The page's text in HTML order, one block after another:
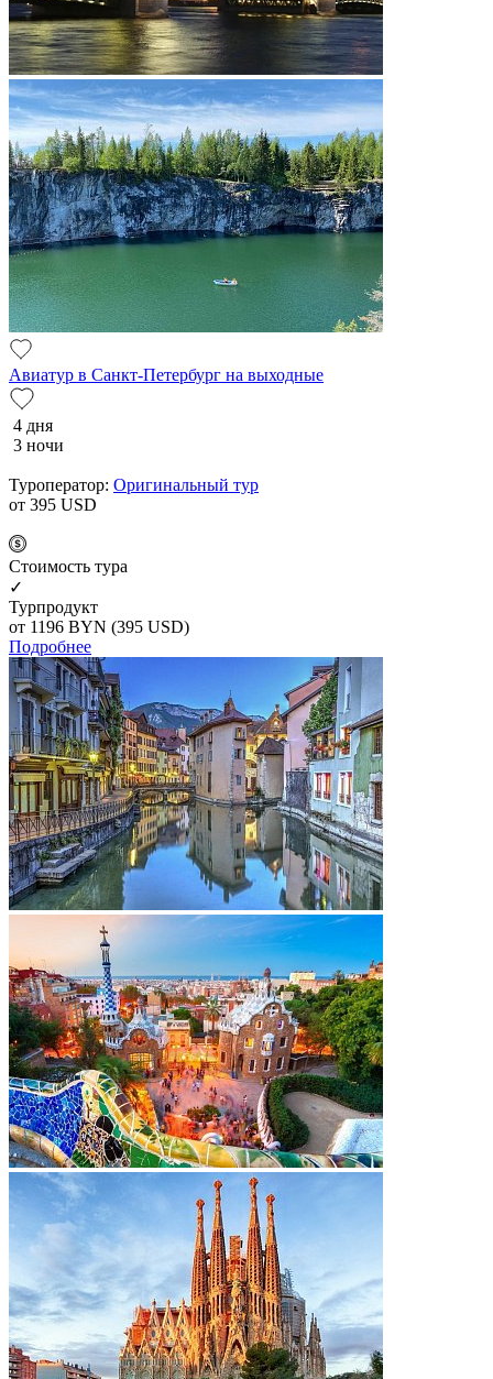
Авиатур в Санкт-Петербург на выходные
4 дня
3 ночи
Туроператор: Оригинальный тур
от 395 USD
Cтоимость тура
✓
Турпродукт
от 1196 BYN (395 USD)
Подробнее